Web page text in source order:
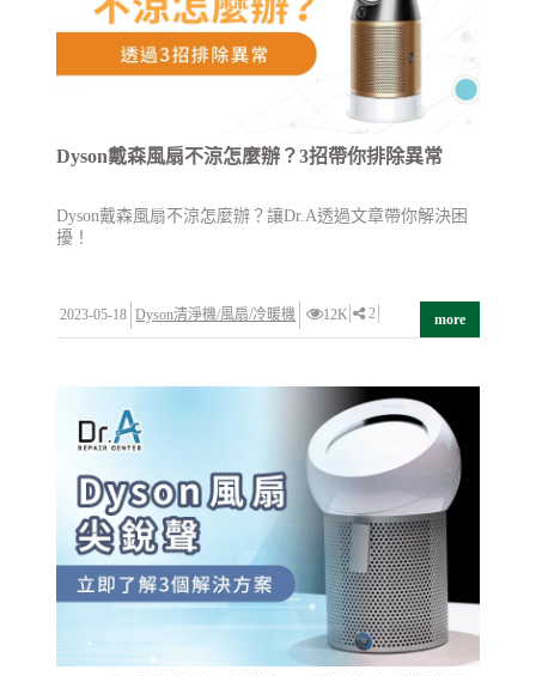
Dyson戴森風扇不涼怎麼辦？3招帶你排除異常
Dyson戴森風扇不涼怎麼辦？讓Dr.A透過文章帶你解決困
擾！
2023-05-18 Dyson清淨機/風扇/冷暖機 12K 2 more